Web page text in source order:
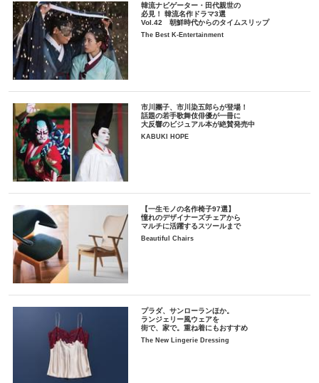
韓流ナビゲーター・田代親世の
必見！ 韓流名作ドラマ3選
Vol.42 朝鮮時代からのタイムスリップ
The Best K-Entertainment
市川團子、市川染五郎らが登場！
話題の若手歌舞伎俳優が一冊に
大反響のビジュアル本が絶賛発売中
KABUKI HOPE
【一生モノの名作椅子97選】
憧れのデザイナーズチェアから
マルチに活躍するスツールまで
Beautiful Chairs
プラダ、サンローランほか。
ランジェリー風ウェアを
街で、家で。重ね着にもおすすめ
The New Lingerie Dressing